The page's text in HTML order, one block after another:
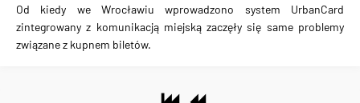
Od kiedy we Wrocławiu wprowadzono system UrbanCard
zintegrowany z komunikacją miejską zaczęły się same problemy
związane z kupnem biletów.